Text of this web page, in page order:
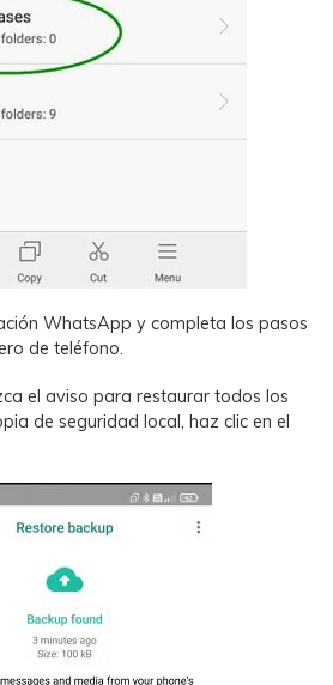
WhatsApp y completa los pasos
de teléfono.
el aviso para restaurar todos los
de seguridad local, haz clic en el